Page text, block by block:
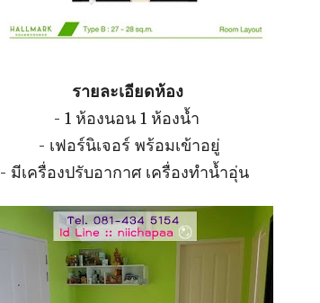
รายละเอียดห้อง
- 1 ห้องนอน 1 ห้องน้ำ
- เฟอร์นิเจอร์ พร้อมเข้าอยู่
- มีเครื่องปรับอากาศ เครื่องทำน้ำอุ่น